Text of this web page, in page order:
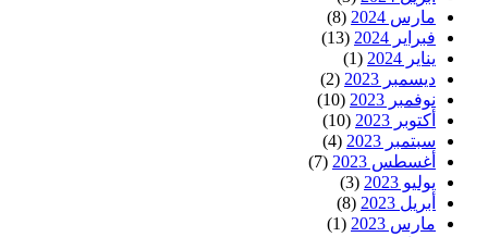
مارس 2024
(8)
فبراير 2024
(13)
يناير 2024
(1)
ديسمبر 2023
(2)
نوفمبر 2023
(10)
أكتوبر 2023
(10)
سبتمبر 2023
(4)
أغسطس 2023
(7)
يوليو 2023
(3)
أبريل 2023
(8)
مارس 2023
(1)